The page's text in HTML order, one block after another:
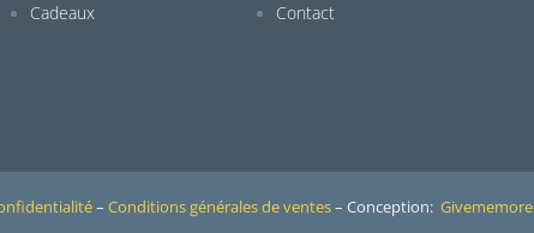
Cadeaux
Contact
– Conditions générales de ventes– Conception: Givememore